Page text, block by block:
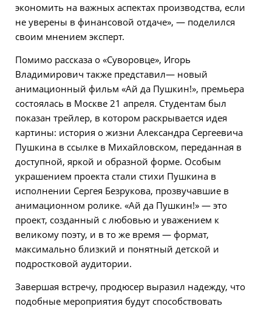
экономить на важных аспектах производства, если
не уверены в финансовой отдаче», — поделился
своим мнением эксперт.
Помимо рассказа о «Суворовце», Игорь
Владимирович также представил— новый
анимационный фильм «Ай да Пушкин!», премьера
состоялась в Москве 21 апреля. Студентам был
показан трейлер, в котором раскрывается идея
картины: история о жизни Александра Сергеевича
Пушкина в ссылке в Михайловском, переданная в
доступной, яркой и образной форме. Особым
украшением проекта стали стихи Пушкина в
исполнении Сергея Безрукова, прозвучавшие в
анимационном ролике. «Ай да Пушкин!» — это
проект, созданный с любовью и уважением к
великому поэту, и в то же время — формат,
максимально близкий и понятный детской и
подростковой аудитории.
Завершая встречу, продюсер выразил надежду, что
подобные мероприятия будут способствовать